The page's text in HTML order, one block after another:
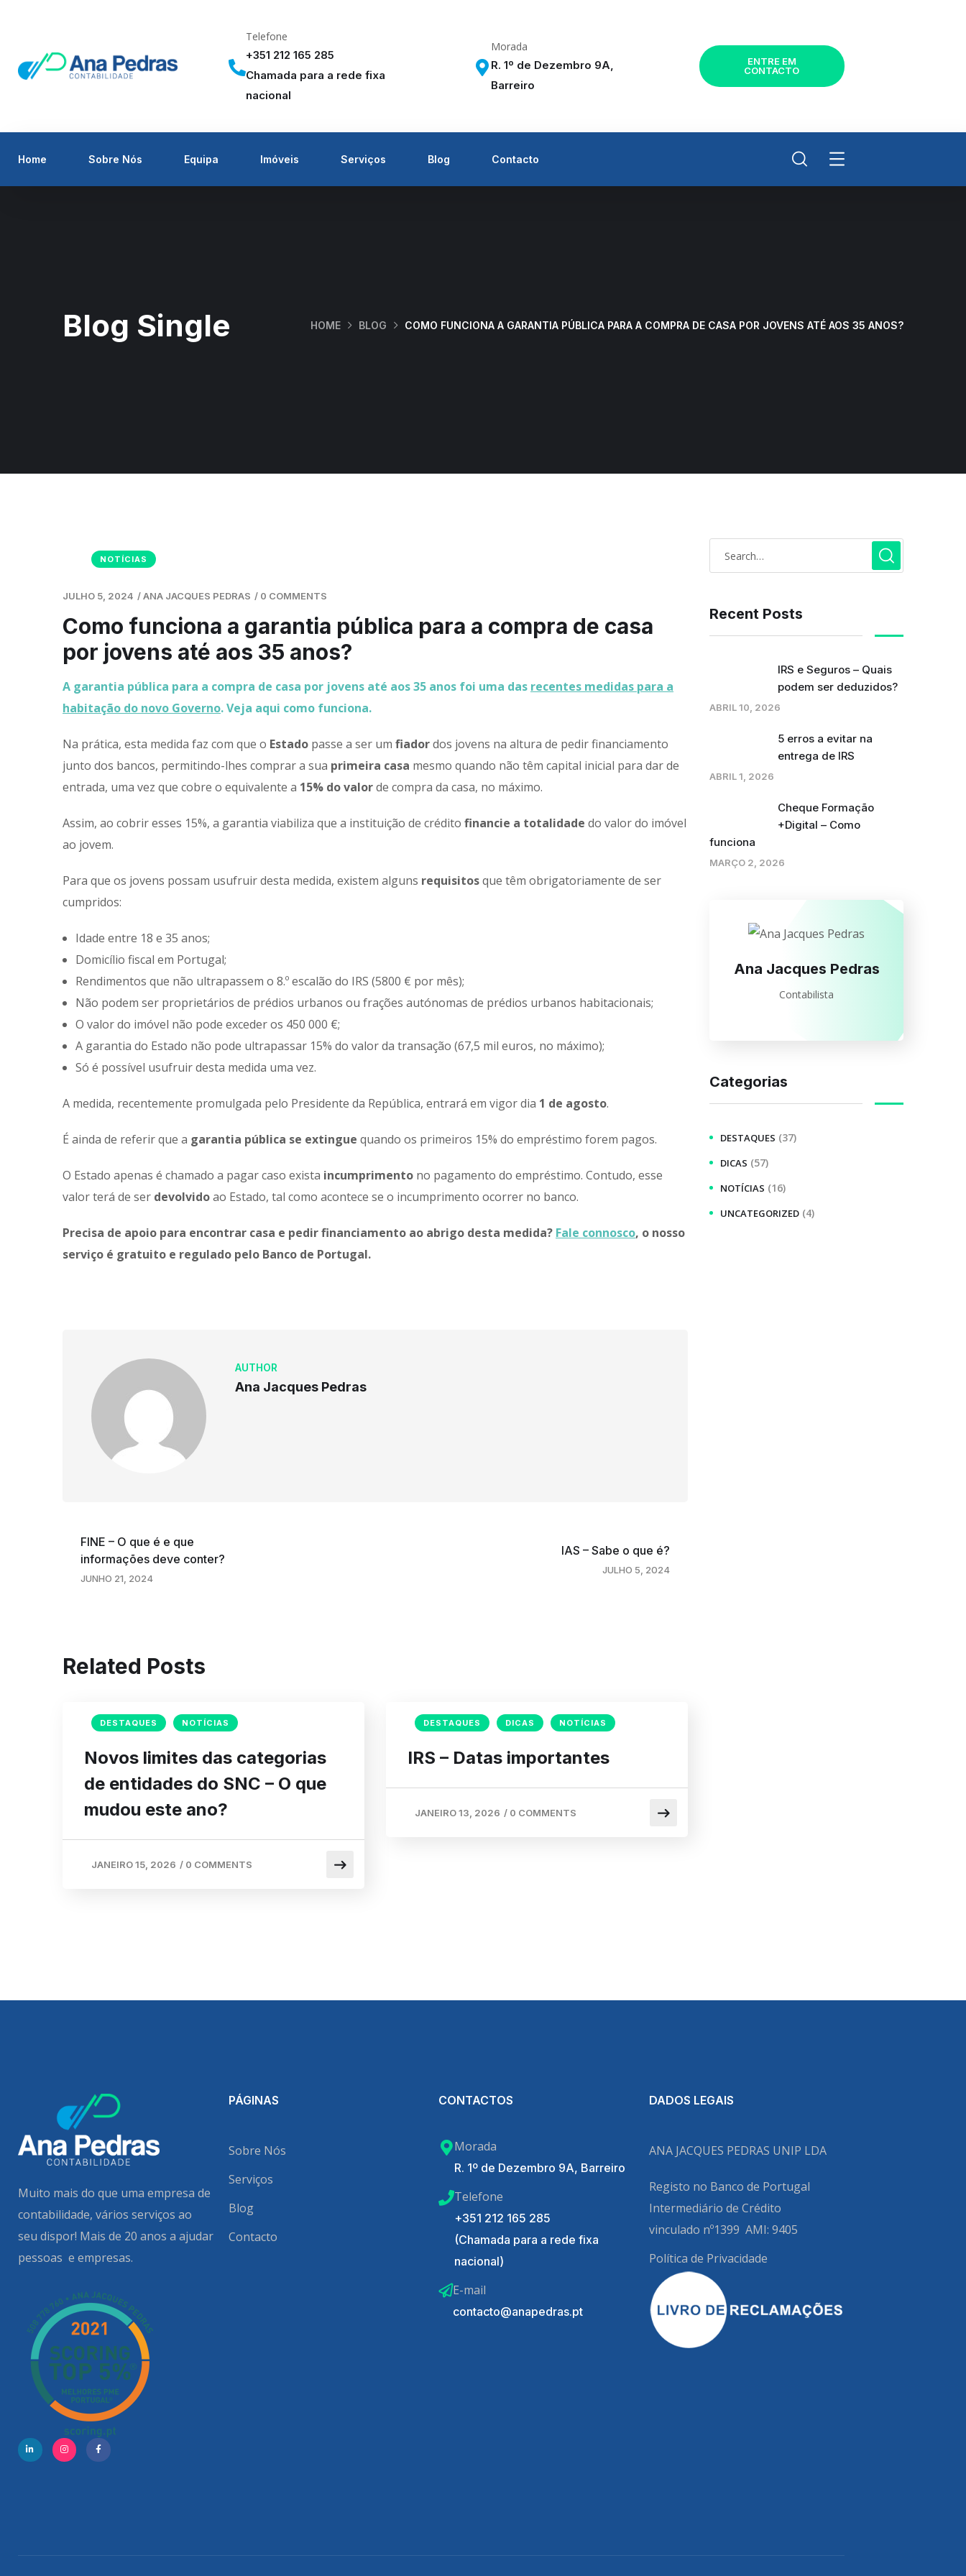
Telefone
+351 212 165 285
Chamada para a rede fixa
nacional
Morada
R. 1º de Dezembro 9A,
Barreiro
ENTRE EM
CONTACTO
Home Sobre Nós Equipa Imóveis Serviços Blog Contacto
Blog Single HOME BLOG COMO FUNCIONA A GARANTIA PÚBLICA PARA A COMPRA DE CASA POR JOVENS ATÉ AOS 35 ANOS?
NOTÍCIAS
JULHO 5, 2024 /ANA JACQUES PEDRAS / 0 COMMENTS
Como funciona a garantia pública para a compra de casa
por jovens até aos 35 anos?
A garantia pública para a compra de casa por jovens até aos 35 anos foi uma das recentes medidas para a
habitação do novo Governo. Veja aqui como funciona.
Na prática, esta medida faz com que o Estado passe a ser um fiadordos jovens na altura de pedir financiamento
junto dos bancos, permitindo-lhes comprar a sua primeira casa mesmo quando não têm capital inicial para dar de
entrada, uma vez que cobre o equivalente a 15% do valorde compra da casa, no máximo.
Assim, ao cobrir esses 15%, a garantia viabiliza que a instituição de crédito financie a totalidade do valor do imóvel
ao jovem.
Para que os jovens possam usufruir desta medida, existem alguns requisitosque têm obrigatoriamente de ser
cumpridos:
Idade entre 18 e 35 anos;
Domicílio fiscal em Portugal;
Rendimentos que não ultrapassem o 8.º escalão do IRS (5800 € por mês);
Não podem ser proprietários de prédios urbanos ou frações autónomas de prédios urbanos habitacionais;
O valor do imóvel não pode exceder os 450 000 €;
A garantia do Estado não pode ultrapassar 15% do valor da transação (67,5 mil euros, no máximo);
Só é possível usufruir desta medida uma vez.
A medida, recentemente promulgada pelo Presidente da República, entrará em vigor dia 1 de agosto.
É ainda de referir que a garantia pública se extingue quando os primeiros 15% do empréstimo forem pagos.
O Estado apenas é chamado a pagar caso exista incumprimento no pagamento do empréstimo. Contudo, esse
valor terá de ser devolvidoao Estado, tal como acontece se o incumprimento ocorrer no banco.
Precisa de apoio para encontrar casa e pedir financiamento ao abrigo desta medida? Fale connosco, o nosso
serviço é gratuito e regulado pelo Banco de Portugal.
AUTHOR
Ana Jacques Pedras
FINE – O que é e que
informações deve conter?
JUNHO 21, 2024
IAS – Sabe o que é?
JULHO 5, 2024
Related Posts
DESTAQUES NOTÍCIAS
Novos limites das categorias
de entidades do SNC – O que
mudou este ano?
JANEIRO 15, 2026 / 0 COMMENTS
DESTAQUES DICAS NOTÍCIAS
IRS – Datas importantes
JANEIRO 13, 2026 / 0 COMMENTS
Recent Posts
IRS e Seguros – Quais
podem ser deduzidos?
ABRIL 10, 2026
5 erros a evitar na
entrega de IRS
ABRIL 1, 2026
Cheque Formação
+Digital – Como
funciona
MARÇO 2, 2026
Ana Jacques Pedras
Contabilista
Categorias
DESTAQUES (37)
DICAS (57)
NOTÍCIAS (16)
UNCATEGORIZED (4)
Muito mais do que uma empresa de
contabilidade, vários serviços ao
seu dispor! Mais de 20 anos a ajudar
pessoas e empresas.
PÁGINAS
Sobre Nós
Serviços
Blog
Contacto
CONTACTOS
Morada
R. 1º de Dezembro 9A, Barreiro
Telefone
+351 212 165 285
(Chamada para a rede fixa
nacional)
E-mail
contacto@anapedras.pt
DADOS LEGAIS
ANA JACQUES PEDRAS UNIP LDA
Registo no Banco de Portugal
Intermediário de Crédito
vinculado nº1399 AMI: 9405
Política de Privacidade